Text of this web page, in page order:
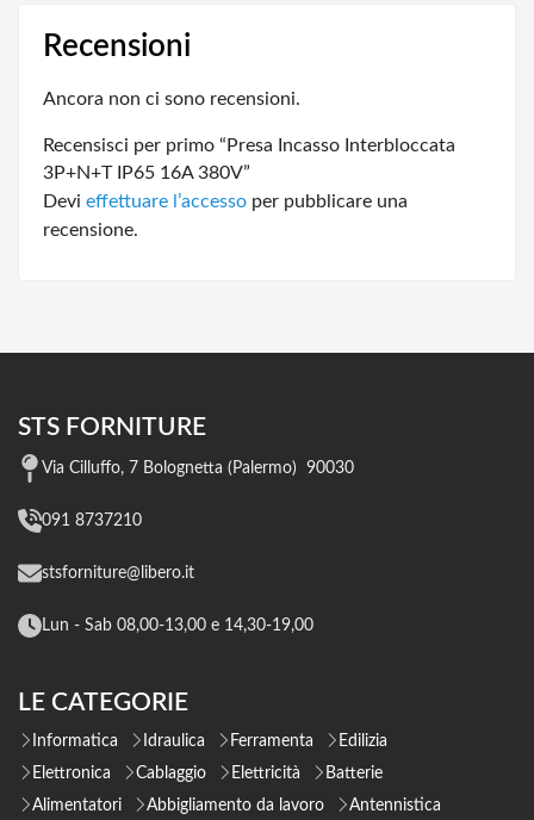
Recensioni
Ancora non ci sono recensioni.
Recensisci per primo “Presa Incasso Interbloccata
3P+N+T IP65 16A 380V”
Devi effettuare l’accesso per pubblicare una
recensione.
STS FORNITURE
Via Cilluffo, 7 Bolognetta (Palermo) 90030
091 8737210
stsforniture@libero.it
Lun - Sab 08,00-13,00 e 14,30-19,00
LE CATEGORIE
Informatica Idraulica Ferramenta
Edilizia
Elettronica
Cablaggio Elettricità
Batterie
Alimentatori
Abbigliamento da lavoro Antennistica